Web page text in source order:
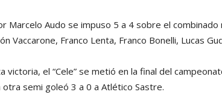
Marcelo Audo se impuso 5 a 4 sobre el
Vaccarone, Franco Lenta, Franco Bonelli, Lucas
victoria, el “Cele” se metió en la final del
otra semi goleó 3 a 0 a Atlético Sastre.